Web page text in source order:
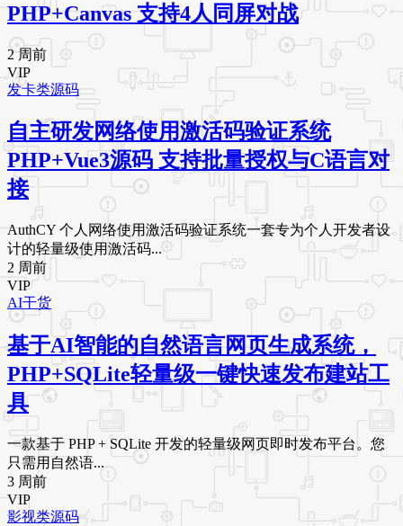
PHP+Canvas 支持4人同屏对战
2 周前
VIP
发卡类源码
自主研发网络使用激活码验证系统
PHP+Vue3源码 支持批量授权与C语言对
接
AuthCY 个人网络使用激活码验证系统一套专为个人开发者设
计的轻量级使用激活码...
2 周前
VIP
AI干货
基于AI智能的自然语言网页生成系统，
PHP+SQLite轻量级一键快速发布建站工
具
一款基于 PHP + SQLite 开发的轻量级网页即时发布平台。您
只需用自然语...
3 周前
VIP
影视类源码